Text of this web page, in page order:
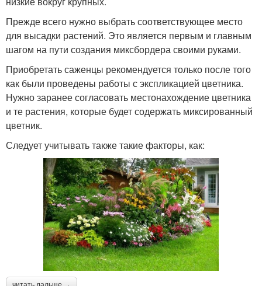
Прежде всего нужно выбрать соответствующее место
для высадки растений. Это является первым и главным
шагом на пути создания миксбордера своими руками.
Приобретать саженцы рекомендуется только после того
как были проведены работы с экспликацией цветника.
Нужно заранее согласовать местонахождение цветника
и те растения, которые будет содержать миксированный
цветник.
Следует учитывать также такие факторы, как: